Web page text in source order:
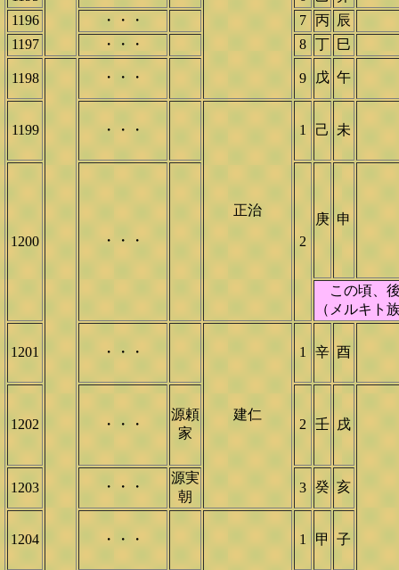
1196
・・・ 7 丙 辰
1197
・・・ 8 丁 巳
1198 ・・・ 9 戊 午
1199 ・・・
正治
1 己 未
1200 ・・・ 2
庚 申
この頃、後
（メルキト
1201 ・・・
建仁
1 辛 酉
1202 ・・・
源頼
家
2 壬 戌
1203 ・・・
源実
朝
3 癸 亥
1204 ・・・ 1 甲 子